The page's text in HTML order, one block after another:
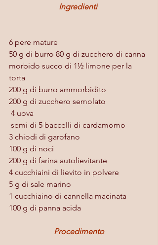
Ingredienti
6 pere mature
50 g di burro 80 g di zucchero di canna
morbido succo di 1½ limone per la
torta
200 g di burro ammorbidito
200 g di zucchero semolato
4 uova
semi di 5 baccelli di cardamomo
3 chiodi di garofano
100 g di noci
200 g di farina autolievitante
4 cucchiaini di lievito in polvere
5 g di sale marino
1 cucchiaino di cannella macinata
100 g di panna acida
Procedimento